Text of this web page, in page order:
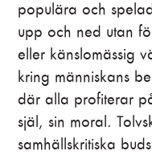
populära och
upp och ned utan
eller känslomässig
kring människans
där alla profiterar
själ, sin moral.
samhällskritiska